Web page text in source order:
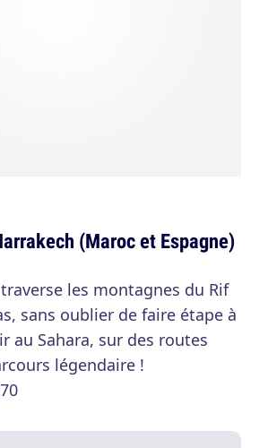
(Maroc et Espagne)
les montagnes du Rif
sans oublier de faire étape à
au Sahara, sur des routes
légendaire !